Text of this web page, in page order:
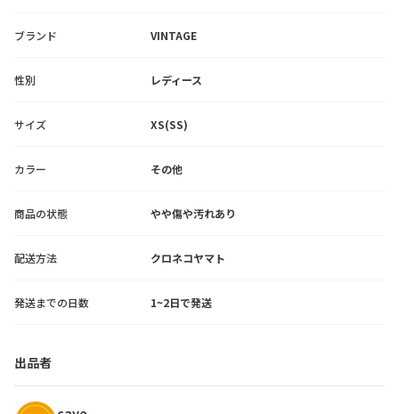
ブランド VINTAGE
性別 レディース
サイズ XS(SS)
カラー その他
商品の状態 やや傷や汚れあり
配送方法 クロネコヤマト
発送までの日数 1~2日で発送
出品者